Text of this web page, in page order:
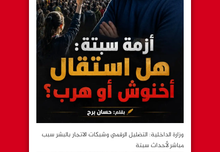
وزارة الداخلية: التضليل الرقمي وشبكات الاتجار بالبشر سبب
مباشر لأحداث سبتة